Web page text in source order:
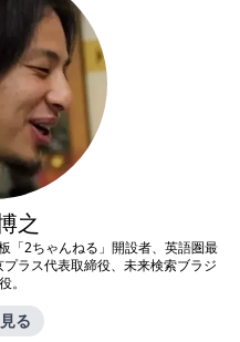
之
「2ちゃんねる」開設者、英語圏最
ラス代表取締役、未来検索ブラジ
。
る